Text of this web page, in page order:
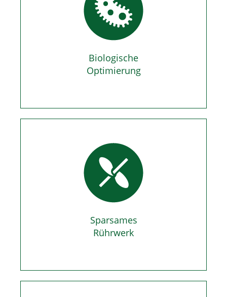
Biologische
Optimierung
Sparsames
Rührwerk